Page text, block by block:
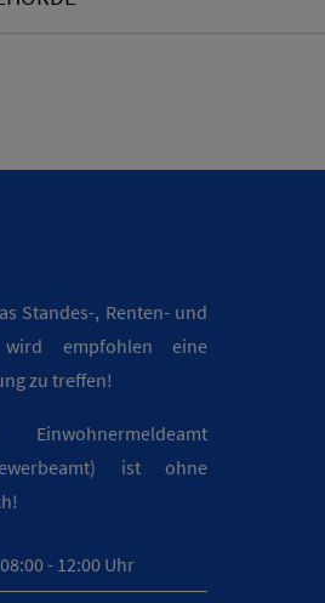
Standes-, Renten- und
wird empfohlen eine
zu treffen!
ist ohne
08:00 - 12:00 Uhr